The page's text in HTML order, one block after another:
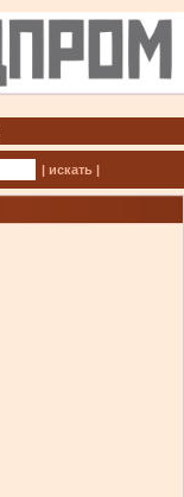
| искать |